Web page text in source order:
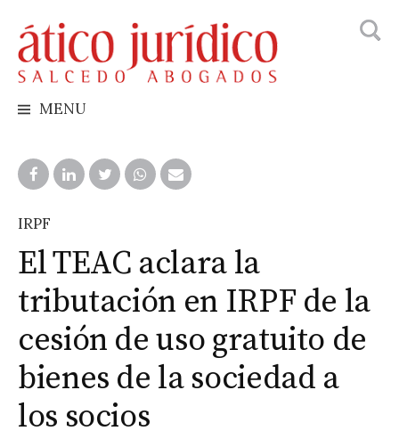
to
content
MENU
IRPF
El TEAC aclara la
tributación en IRPF de la
cesión de uso gratuito de
bienes de la sociedad a
los socios